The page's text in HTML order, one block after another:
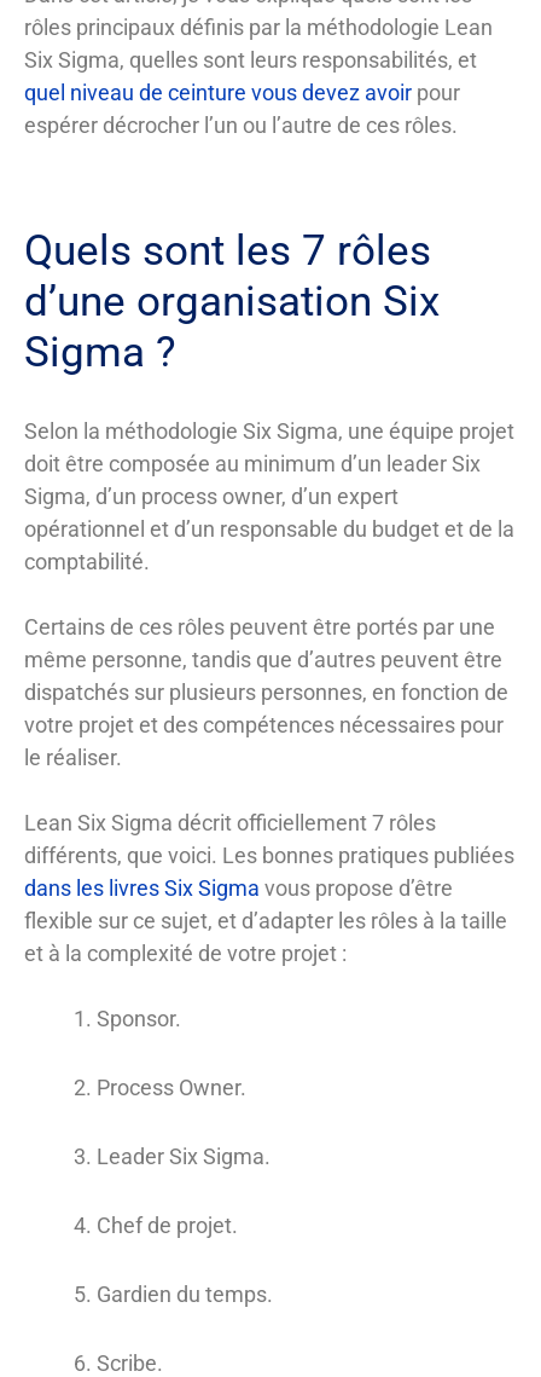
rôles principaux définis par la méthodologie Lean
Six Sigma, quelles sont leurs responsabilités, et
quel niveau de ceinture vous devez avoir pour
espérer décrocher l’un ou l’autre de ces rôles.
Quels sont les 7 rôles
d’une organisation Six
Sigma ?
Selon la méthodologie Six Sigma, une équipe projet
doit être composée au minimum d’un leader Six
Sigma, d’un process owner, d’un expert
opérationnel et d’un responsable du budget et de la
comptabilité.
Certains de ces rôles peuvent être portés par une
même personne, tandis que d’autres peuvent être
dispatchés sur plusieurs personnes, en fonction de
votre projet et des compétences nécessaires pour
le réaliser.
Lean Six Sigma décrit officiellement 7 rôles
différents, que voici. Les bonnes pratiques publiées
dans les livres Six Sigma vous propose d’être
flexible sur ce sujet, et d’adapter les rôles à la taille
et à la complexité de votre projet :
Sponsor.
Process Owner.
Leader Six Sigma.
Chef de projet.
Gardien du temps.
Scribe.